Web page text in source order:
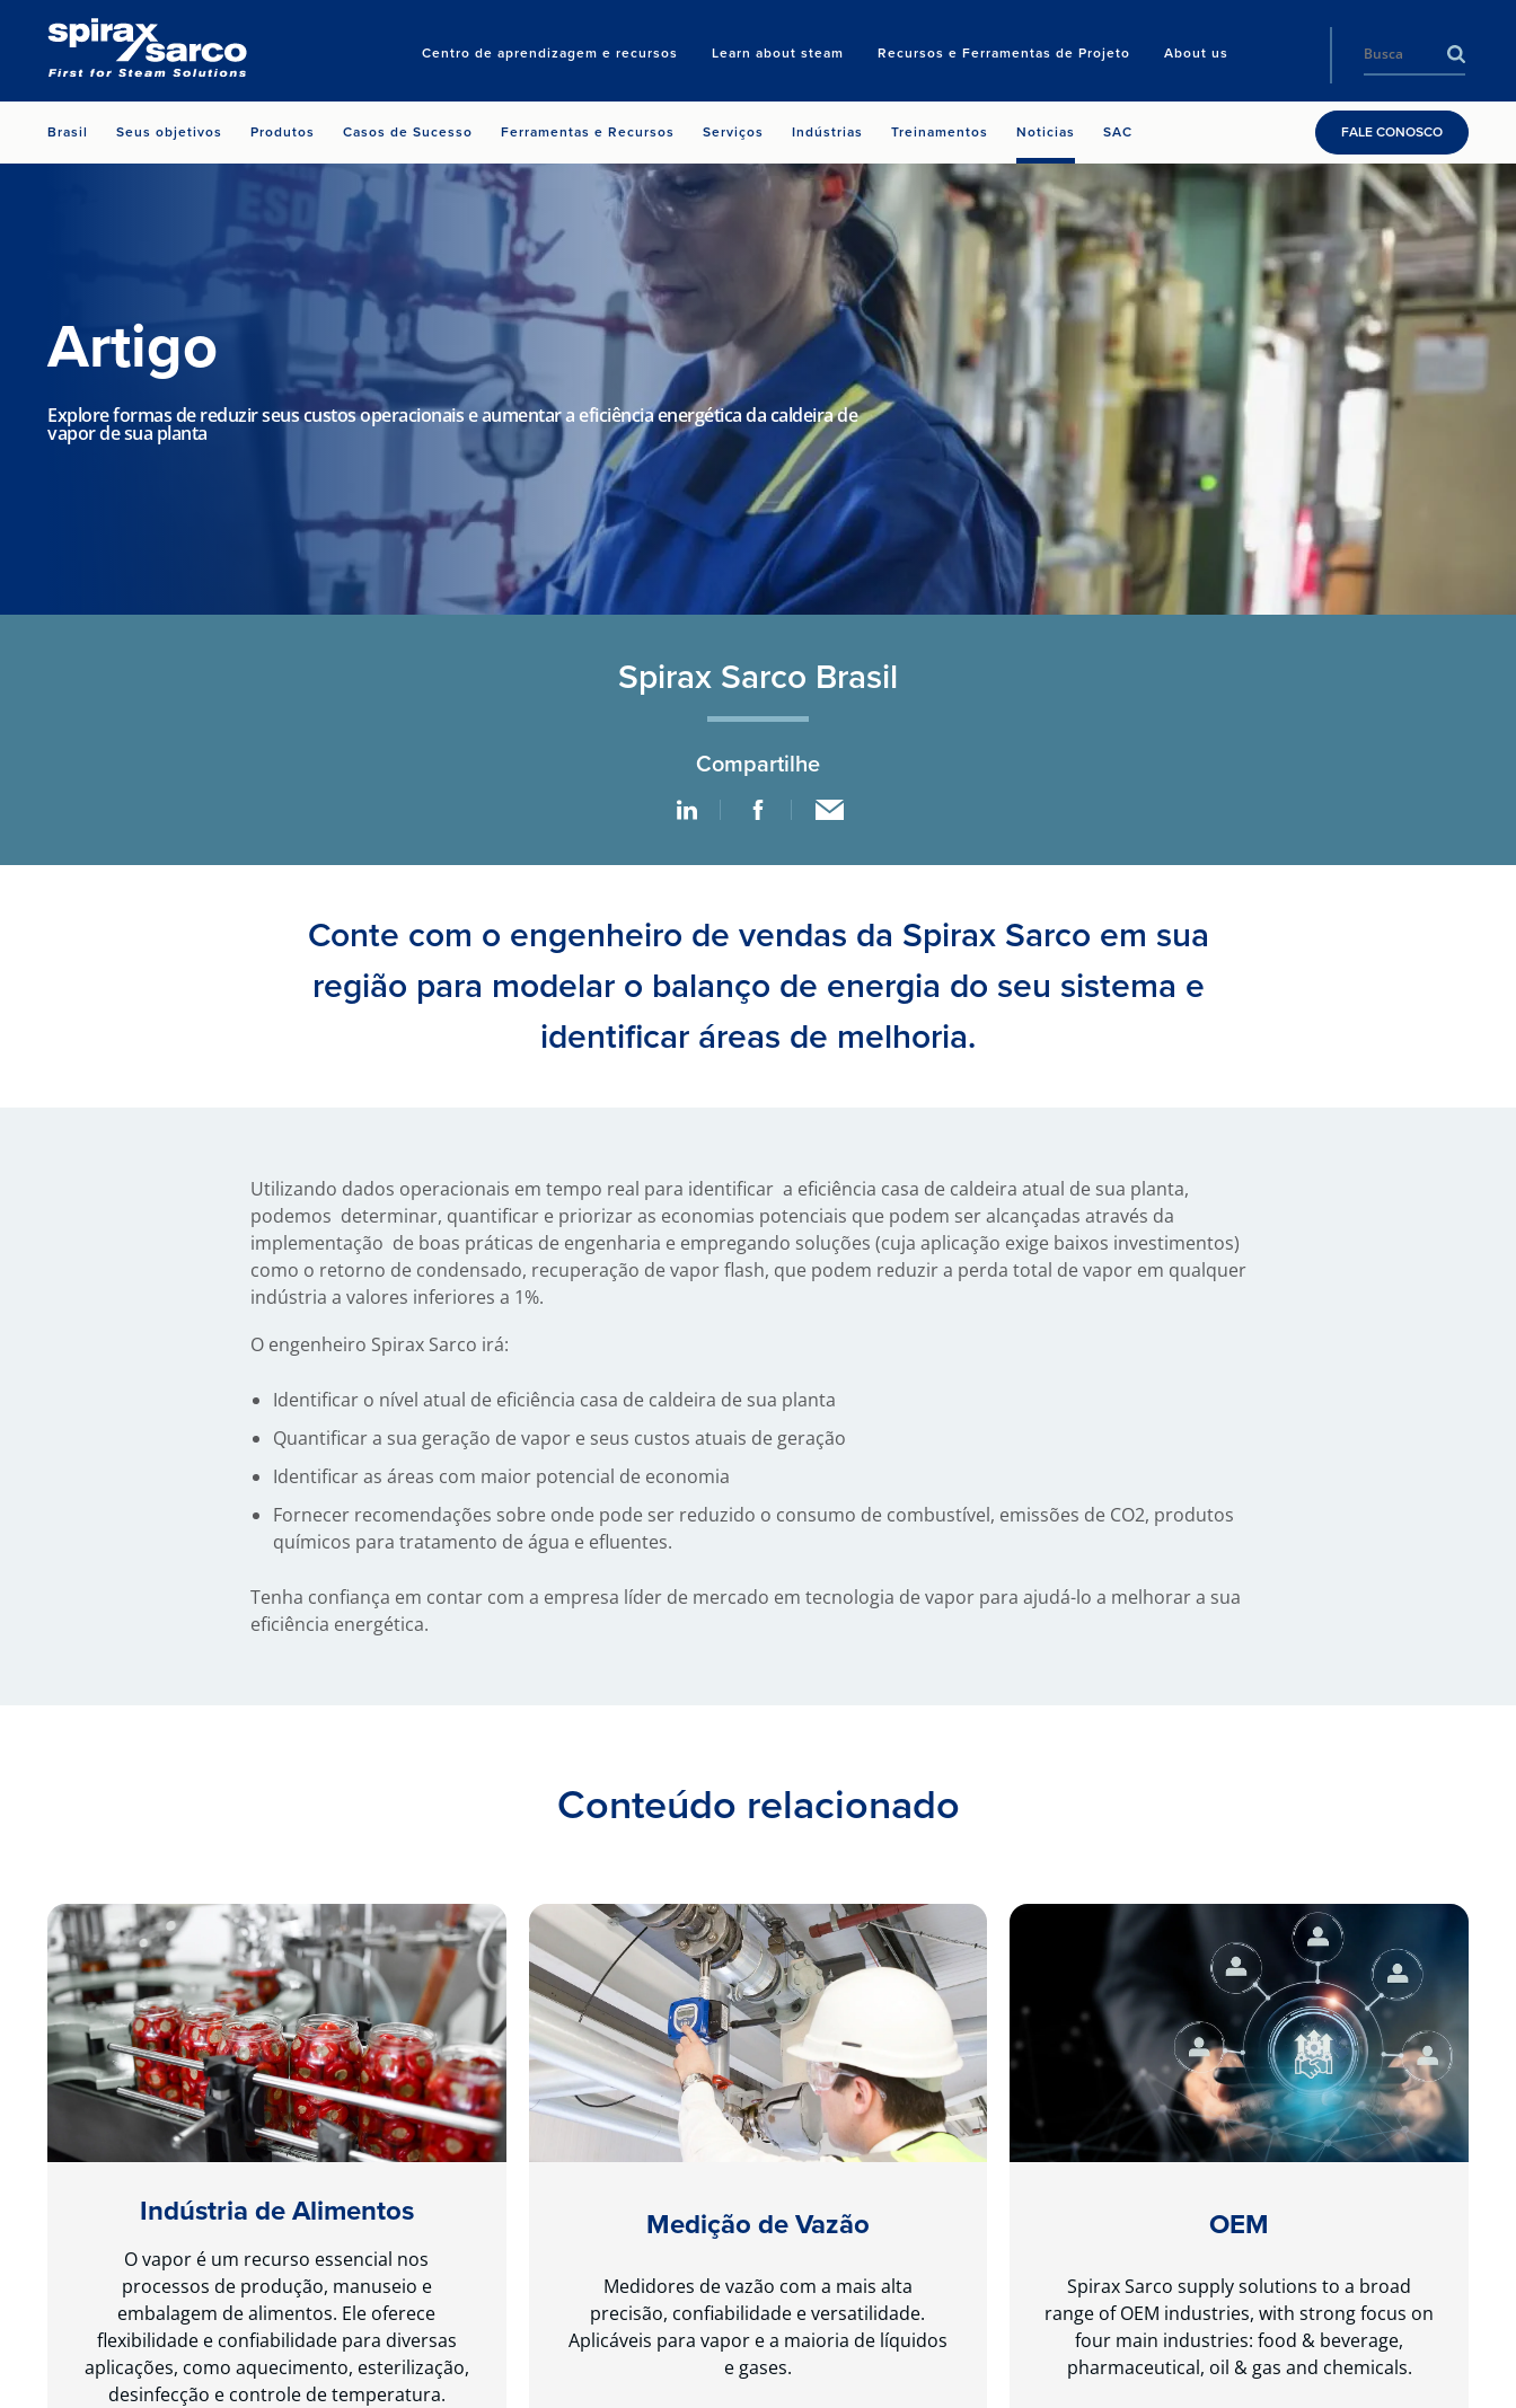
Centro de aprendizagem e recursos Learn about steam Recursos e Ferramentas de Projeto About us
Search
Brasil Seus objetivos Produtos Casos de Sucesso Ferramentas e Recursos Serviços Indústrias Treinamentos Noticias SAC FALE CONOSCO
Artigo
Explore formas de reduzir seus custos operacionais e aumentar a eficiência energética da caldeira de
vapor de sua planta
Spirax Sarco Brasil
Compartilhe
Conte com o engenheiro de vendas da Spirax Sarco em sua
região para modelar o balanço de energia do seu sistema e
identificar áreas de melhoria.
Utilizando dados operacionais em tempo real para identificar a eficiência casa de caldeira atual de sua planta,
podemos determinar, quantificar e priorizar as economias potenciais que podem ser alcançadas através da
implementação de boas práticas de engenharia e empregando soluções (cuja aplicação exige baixos investimentos)
como o retorno de condensado, recuperação de vapor flash, que podem reduzir a perda total de vapor em qualquer
indústria a valores inferiores a 1%.
O engenheiro Spirax Sarco irá:
Identificar o nível atual de eficiência casa de caldeira de sua planta
Quantificar a sua geração de vapor e seus custos atuais de geração
Identificar as áreas com maior potencial de economia
Fornecer recomendações sobre onde pode ser reduzido o consumo de combustível, emissões de CO2, produtos
químicos para tratamento de água e efluentes.
Tenha confiança em contar com a empresa líder de mercado em tecnologia de vapor para ajudá-lo a melhorar a sua
eficiência energética.
Conteúdo relacionado
Indústria de Alimentos
O vapor é um recurso essencial nos
processos de produção, manuseio e
embalagem de alimentos. Ele oferece
flexibilidade e confiabilidade para diversas
aplicações, como aquecimento, esterilização,
desinfecção e controle de temperatura.
Medição de Vazão
Medidores de vazão com a mais alta
precisão, confiabilidade e versatilidade.
Aplicáveis para vapor e a maioria de líquidos
e gases.
OEM
Spirax Sarco supply solutions to a broad
range of OEM industries, with strong focus on
four main industries: food & beverage,
pharmaceutical, oil & gas and chemicals.